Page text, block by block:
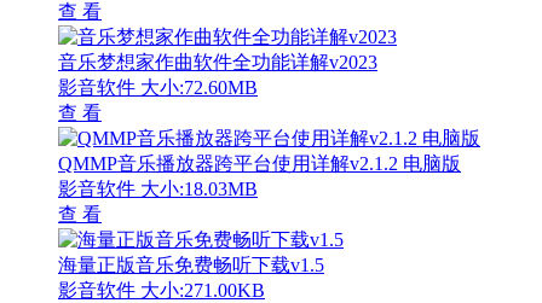
查 看
音乐梦想家作曲软件全功能详解v2023
影音软件 大小:72.60MB
查 看
QMMP音乐播放器跨平台使用详解v2.1.2 电脑版
影音软件 大小:18.03MB
查 看
海量正版音乐免费畅听下载v1.5
影音软件 大小:271.00KB